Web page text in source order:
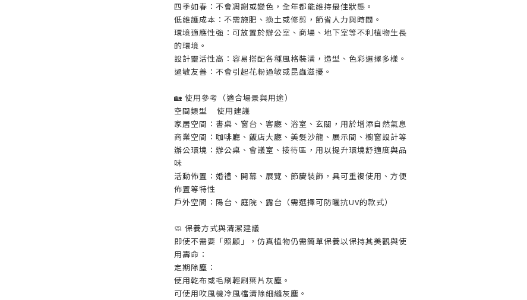
四季如春：不會凋謝或變色，全年都能維持最佳狀態。
低維護成本：不需施肥、換土或修剪，節省人力與時間。
環境適應性強：可放置於辦公室、商場、地下室等不利植物生長
的環境。
設計靈活性高：容易搭配各種風格裝潢，造型、色彩選擇多樣。
過敏友善：不會引起花粉過敏或昆蟲滋擾。
🏡 使用參考（適合場景與用途）
空間類型
使用建議
家居空間：書桌、窗台、客廳、浴室、玄關，用於增添自然氣息
商業空間：咖啡廳、飯店大廳、美髮沙龍、展示間、櫥窗設計等
辦公環境：辦公桌、會議室、接待區，用以提升環境舒適度與品
味
活動佈置：婚禮、開幕、展覽、節慶裝飾，具可重複使用、方便
佈置等特性
戶外空間：陽台、庭院、露台（需選擇可防曬抗UV的款式）
🧼 保養方式與清潔建議
即使不需要「照顧」，仿真植物仍需簡單保養以保持其美觀與使
用壽命：
定期除塵：
使用乾布或毛刷輕刷葉片灰塵。
可使用吹風機冷風檔清除細縫灰塵。